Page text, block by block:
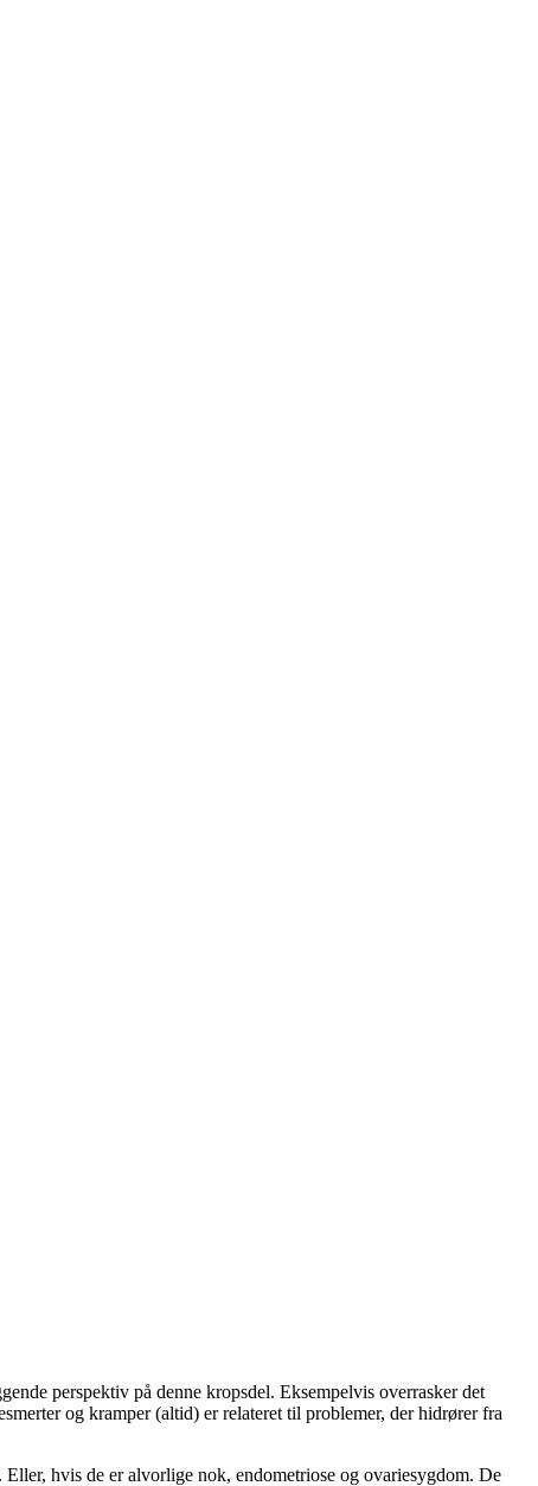
perspektiv på denne kropsdel. Eksempelvis overrasker det
og kramper (altid) er relateret til problemer, der hidrører fra
hvis de er alvorlige nok, endometriose og ovariesygdom. De